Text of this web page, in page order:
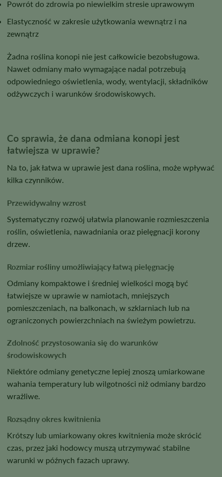
Powrót do zdrowia po niewielkim stresie uprawowym
Elastyczność w zakresie użytkowania wewnątrz i na
zewnątrz
Żadna roślina konopi nie jest całkowicie bezobsługowa.
Nawet odmiany mało wymagające nadal potrzebują
odpowiedniego oświetlenia, wody, wentylacji, składników
odżywczych i warunków środowiskowych.
Co sprawia, że dana odmiana konopi jest
łatwiejsza w uprawie?
Na to, jak łatwa w uprawie jest dana roślina, może wpływać
kilka czynników.
Przewidywalny wzrost
Systematyczny rozwój ułatwia planowanie rozmieszczenia
roślin, oświetlenia, nawadniania oraz pielęgnacji korony
drzew.
Rozmiar rośliny umożliwiający łatwą pielęgnację
Odmiany kompaktowe i średniej wielkości mogą być
łatwiejsze w uprawie w namiotach, mniejszych
pomieszczeniach, na balkonach, w szklarniach lub na
ograniczonych powierzchniach na świeżym powietrzu.
Zdolność przystosowania się do warunków
środowiskowych
Niektóre odmiany genetyczne lepiej znoszą umiarkowane
wahania temperatury lub wilgotności niż odmiany bardzo
wrażliwe.
Rozsądny okres kwitnienia
Krótszy lub umiarkowany okres kwitnienia może skrócić
czas, przez jaki hodowcy muszą utrzymywać stabilne
warunki w późnych fazach uprawy.